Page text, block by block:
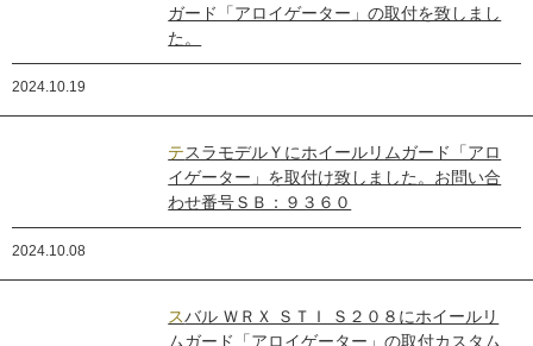
ガード「アロイゲーター」の取付を致しまし
た。
2024.10.19
テスラモデルＹにホイールリムガード「アロ
イゲーター」を取付け致しました。お問い合
わせ番号ＳＢ：９３６０
2024.10.08
スバル ＷＲＸ ＳＴＩ Ｓ２０８にホイールリ
ムガード「アロイゲーター」の取付カスタム